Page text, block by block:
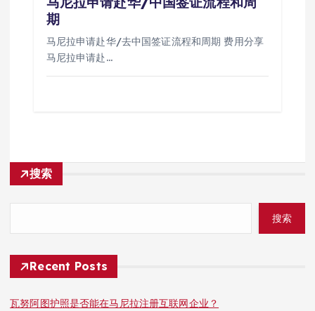
期
马尼拉申请赴华/去中国签证流程和周期 费用分享
马尼拉申请赴…
搜索
搜索
Recent Posts
瓦努阿图护照是否能在马尼拉注册互联网企业？